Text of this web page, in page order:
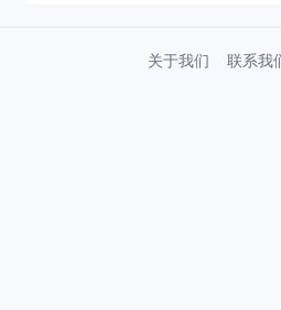
关于我们 联系我